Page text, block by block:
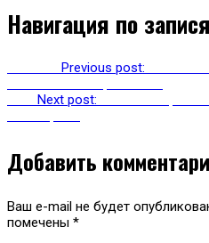
Навигация по
Previous post:
Next post:
Добавить
Ваш e-mail не будет
помечены *